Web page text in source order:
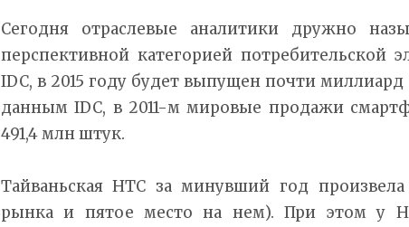
Сегодня отраслевые аналитики дружно
перспективной категорией потребительской
IDC, в 2015 году будет выпущен почти миллиард
данным IDC, в 2011-м мировые продажи
491,4 млн штук.
Тайваньская HTC за минувший год
рынка и пятое место на нем). При этом у